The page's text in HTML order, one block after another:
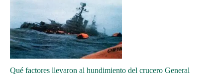
Qué factores llevaron al hundimiento del crucero General